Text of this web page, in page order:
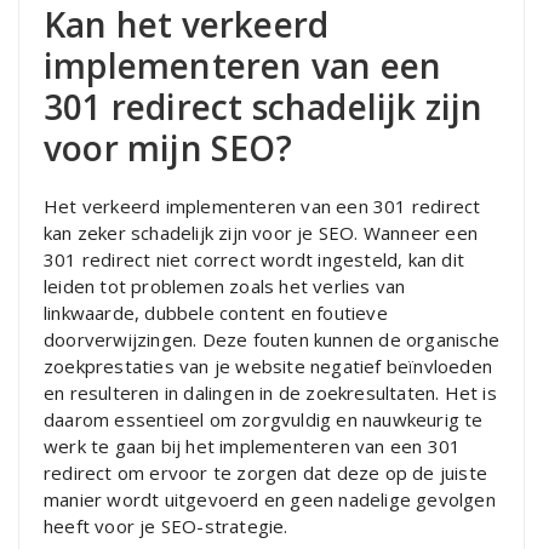
Kan het verkeerd
implementeren van een
301 redirect schadelijk zijn
voor mijn SEO?
Het verkeerd implementeren van een 301 redirect
kan zeker schadelijk zijn voor je SEO. Wanneer een
301 redirect niet correct wordt ingesteld, kan dit
leiden tot problemen zoals het verlies van
linkwaarde, dubbele content en foutieve
doorverwijzingen. Deze fouten kunnen de organische
zoekprestaties van je website negatief beïnvloeden
en resulteren in dalingen in de zoekresultaten. Het is
daarom essentieel om zorgvuldig en nauwkeurig te
werk te gaan bij het implementeren van een 301
redirect om ervoor te zorgen dat deze op de juiste
manier wordt uitgevoerd en geen nadelige gevolgen
heeft voor je SEO-strategie.